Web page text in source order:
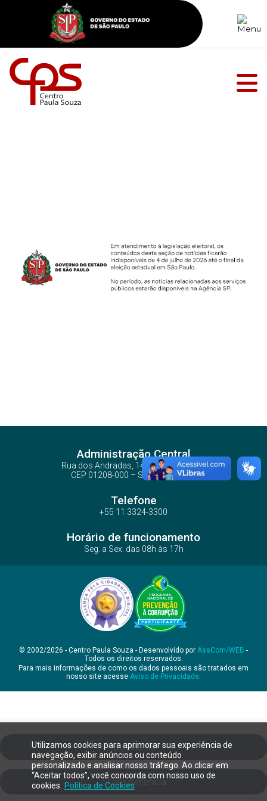
Utilizamos cookies para aprimorar sua experiência de
navegação, exibir anúncios ou conteúdo
personalizado e analisar nosso tráfego. Ao clicar em
“Aceitar todos”, você concorda com nosso uso de
cookies.
Política de Cookies
Administração Central
Rua dos Andradas, 140 - Santa Ifigênia
CEP 01208-000 – São Paulo – SP
Telefone
+55 11 3324-3300
Horário de funcionamento
Seg. a Sex. das 08h às 17h
© 2002/2026 - Centro Paula Souza - Desenvolvido por AssCom/WEB -
Todos os direitos reservados.
Para mais informações de como os dados pessoais são tratados em
nosso site acesse Aviso de Privacidade.
Ouvidoria
Transparência